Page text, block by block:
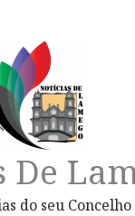
do seu Concelho